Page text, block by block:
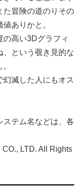
た冒険の道のりその
ありかと。
高い3Dグラフィ
、という覗き見的な
幻滅した人にもオス
テム名などは、各
LTD. All Rights